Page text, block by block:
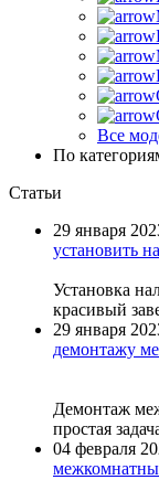
Все
По
Статьи
29 января
установить
Установка
красивый
29 января
демонтажу
Демонтаж
простая
04 февраля